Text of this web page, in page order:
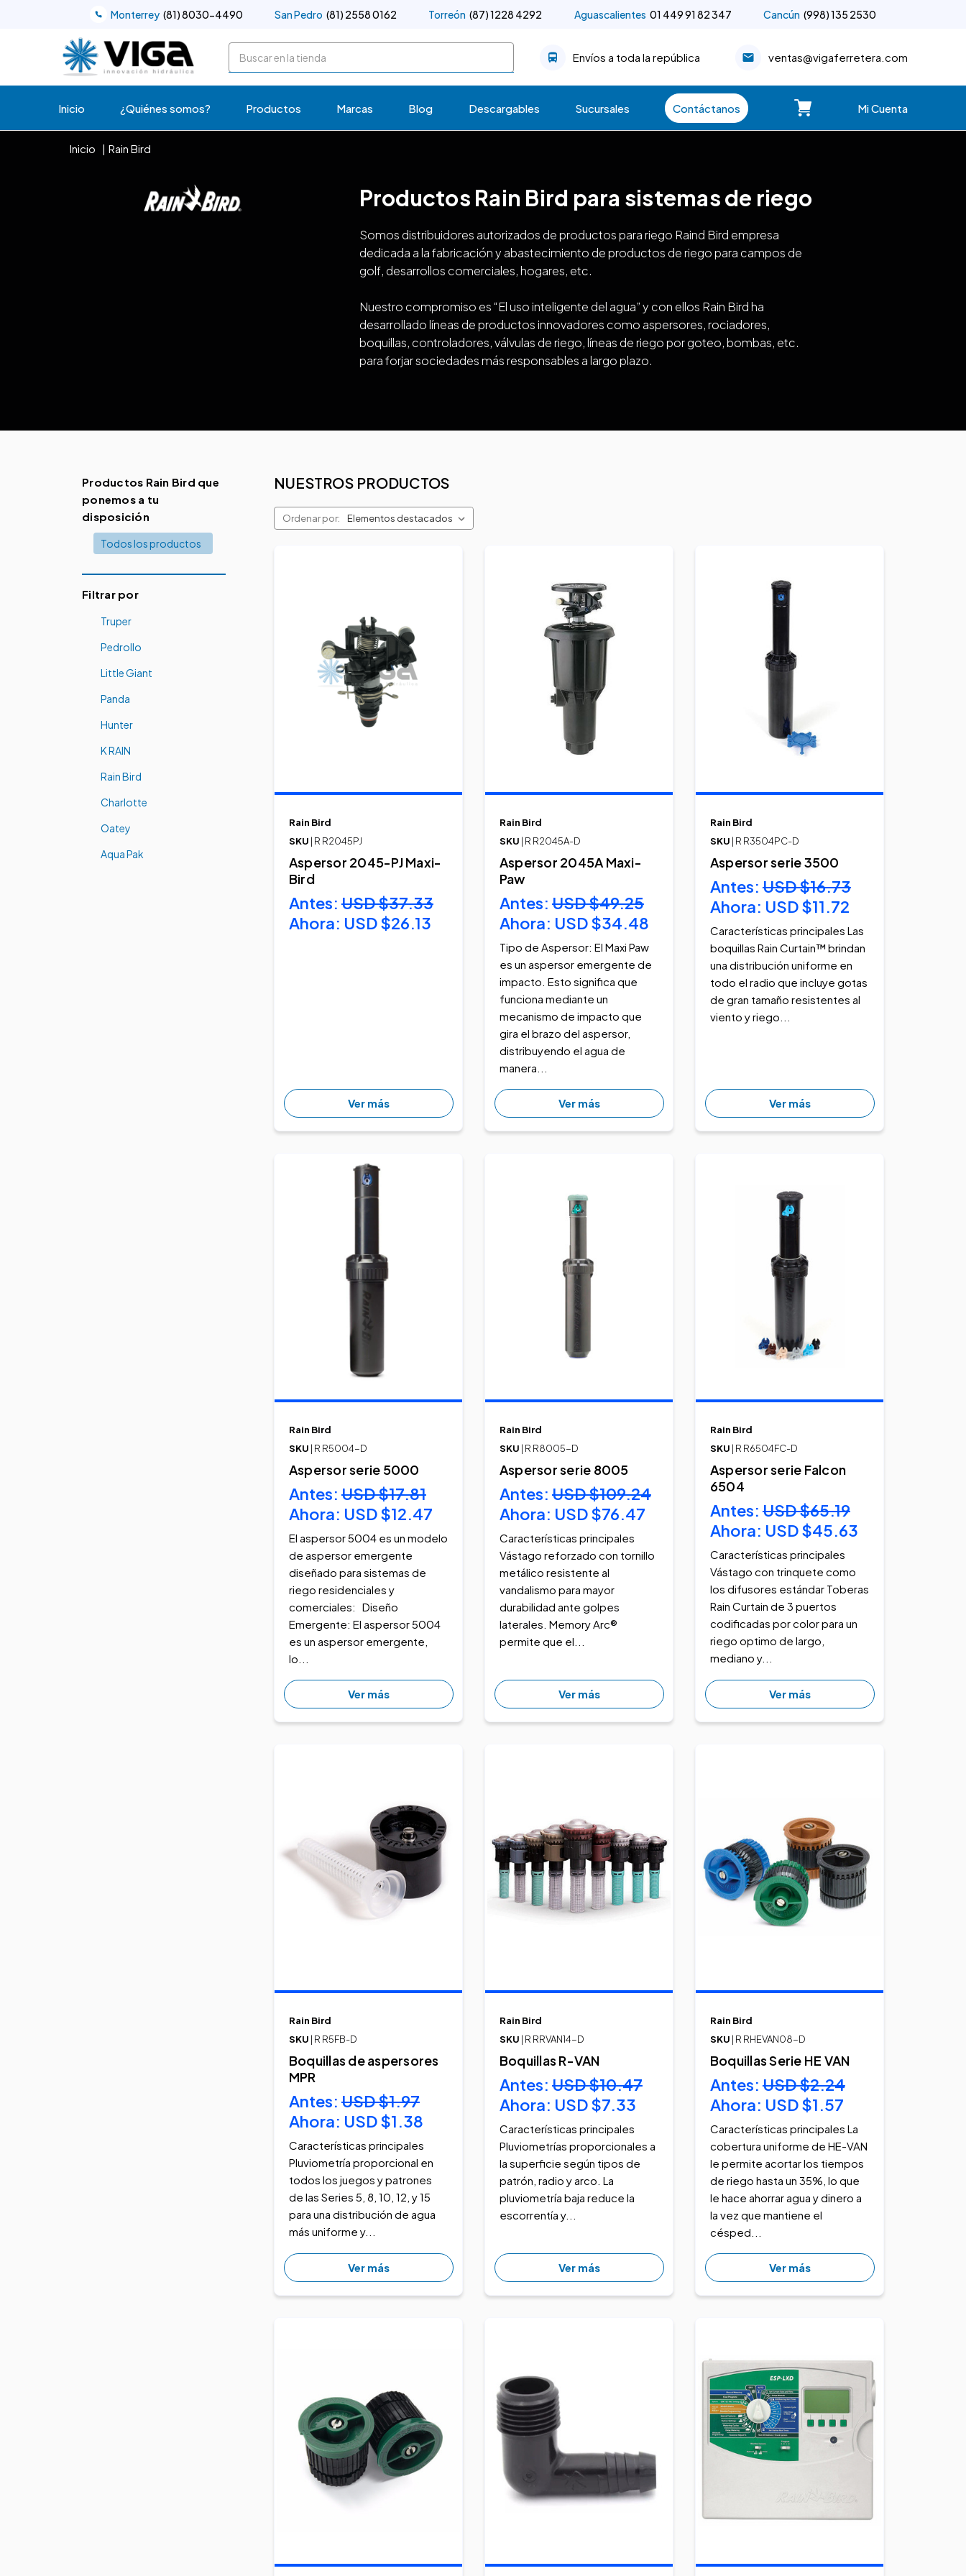
Monterrey (81) 8030-4490 San Pedro (81) 2558 0162 Torreón (87) 1228 4292 Aguascalientes 01 449 91 82 347 Cancún (998) 135 2530
Buscar
Envíos a toda la república ventas@vigaferretera.com
Inicio ¿Quiénes somos? Productos Marcas Blog Descargables Sucursales Contáctanos Mi Cuenta
Inicio Rain Bird
Productos Rain Bird para sistemas de riego
Somos distribuidores autorizados de productos para riego Raind Bird empresa
dedicada a la fabricación y abastecimiento de productos de riego para campos de
golf, desarrollos comerciales, hogares, etc.
Nuestro compromiso es “El uso inteligente del agua” y con ellos Rain Bird ha
desarrollado líneas de productos innovadores como aspersores, rociadores,
boquillas, controladores, válvulas de riego, líneas de riego por goteo, bombas, etc.
para forjar sociedades más responsables a largo plazo.
Productos Rain Bird que
ponemos a tu
disposición
Todos los productos
Filtrar por
Truper
Pedrollo
Little Giant
Panda
Hunter
K RAIN
Rain Bird
Charlotte
Oatey
Aqua Pak
NUESTROS PRODUCTOS
Ordenar por:
Rain Bird
SKU | R R2045PJ
Aspersor 2045-PJ Maxi-
Bird
Antes: USD $37.33
Ahora: USD $26.13
Ver más
Rain Bird
SKU | R R2045A-D
Aspersor 2045A Maxi-
Paw
Antes: USD $49.25
Ahora: USD $34.48
Tipo de Aspersor: El Maxi Paw
es un aspersor emergente de
impacto. Esto significa que
funciona mediante un
mecanismo de impacto que
gira el brazo del aspersor,
distribuyendo el agua de
manera...
Ver más
Rain Bird
SKU | R R3504PC-D
Aspersor serie 3500
Antes: USD $16.73
Ahora: USD $11.72
Características principales Las
boquillas Rain Curtain™ brindan
una distribución uniforme en
todo el radio que incluye gotas
de gran tamaño resistentes al
viento y riego...
Ver más
Rain Bird
SKU | R R5004-D
Aspersor serie 5000
Antes: USD $17.81
Ahora: USD $12.47
El aspersor 5004 es un modelo
de aspersor emergente
diseñado para sistemas de
riego residenciales y
comerciales: Diseño
Emergente: El aspersor 5004
es un aspersor emergente,
lo...
Ver más
Rain Bird
SKU | R R8005-D
Aspersor serie 8005
Antes: USD $109.24
Ahora: USD $76.47
Características principales
Vástago reforzado con tornillo
metálico resistente al
vandalismo para mayor
durabilidad ante golpes
laterales. Memory Arc®
permite que el...
Ver más
Rain Bird
SKU | R R6504FC-D
Aspersor serie Falcon
6504
Antes: USD $65.19
Ahora: USD $45.63
Características principales
Vástago con trinquete como
los difusores estándar Toberas
Rain Curtain de 3 puertos
codificadas por color para un
riego optimo de largo,
mediano y...
Ver más
Rain Bird
SKU | R R5FB-D
Boquillas de aspersores
MPR
Antes: USD $1.97
Ahora: USD $1.38
Características principales
Pluviometría proporcional en
todos los juegos y patrones
de las Series 5, 8, 10, 12, y 15
para una distribución de agua
más uniforme y...
Ver más
Rain Bird
SKU | R RRVAN14-D
Boquillas R-VAN
Antes: USD $10.47
Ahora: USD $7.33
Características principales
Pluviometrías proporcionales a
la superficie según tipos de
patrón, radio y arco. La
pluviometría baja reduce la
escorrentía y...
Ver más
Rain Bird
SKU | R RHEVAN08-D
Boquillas Serie HE VAN
Antes: USD $2.24
Ahora: USD $1.57
Características principales La
cobertura uniforme de HE-VAN
le permite acortar los tiempos
de riego hasta un 35%, lo que
le hace ahorrar agua y dinero a
la vez que mantiene el
césped...
Ver más